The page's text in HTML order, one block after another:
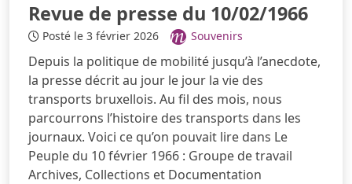
Revue de presse du 10/02/1966
Posté le 3 février 2026 Souvenirs
Depuis la politique de mobilité jusqu’à l’anecdote,
la presse décrit au jour le jour la vie des
transports bruxellois. Au fil des mois, nous
parcourrons l’histoire des transports dans les
journaux. Voici ce qu’on pouvait lire dans Le
Peuple du 10 février 1966 : Groupe de travail
Archives, Collections et Documentation